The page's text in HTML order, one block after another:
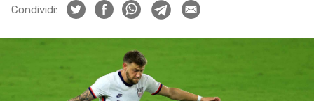
Condividi: